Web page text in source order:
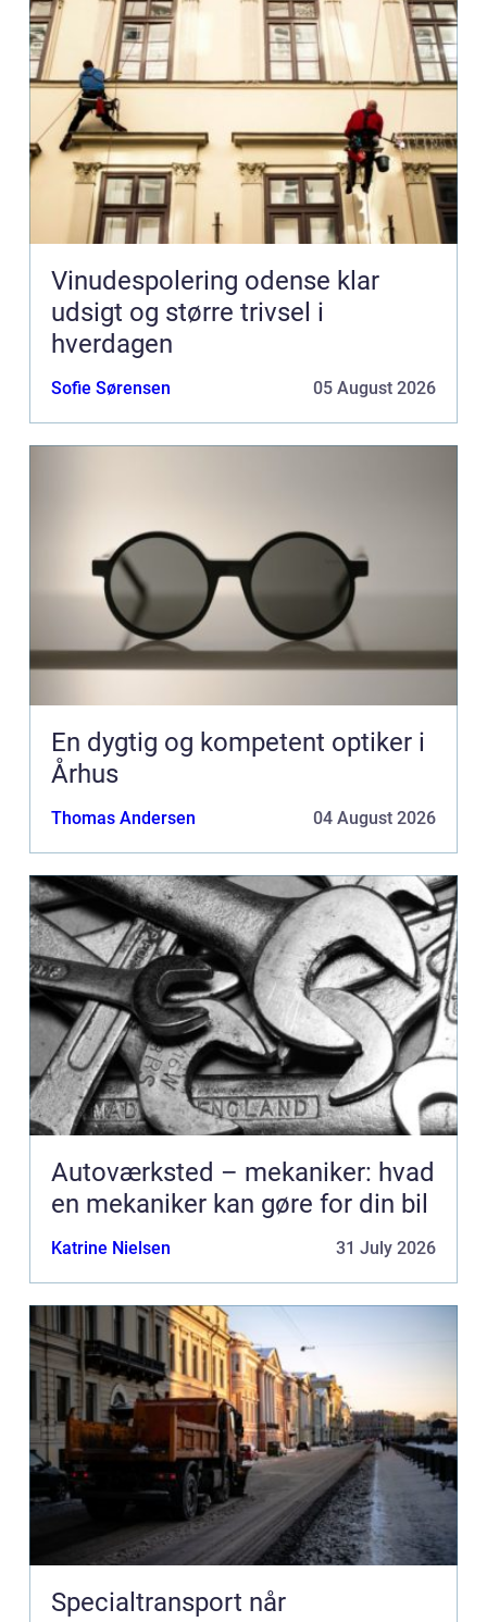
Vinudespolering odense klar
udsigt og større trivsel i
hverdagen
Sofie Sørensen 05 August 2026
En dygtig og kompetent optiker i
Århus
Thomas Andersen 04 August 2026
Autoværksted – mekaniker: hvad
en mekaniker kan gøre for din bil
Katrine Nielsen 31 July 2026
Specialtransport når